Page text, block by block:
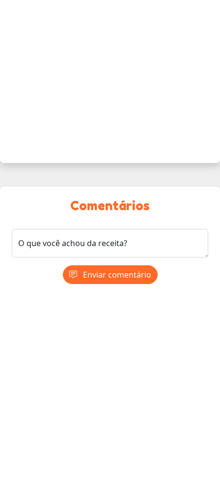
Comentários
O que você achou da receita?
Enviar comentário